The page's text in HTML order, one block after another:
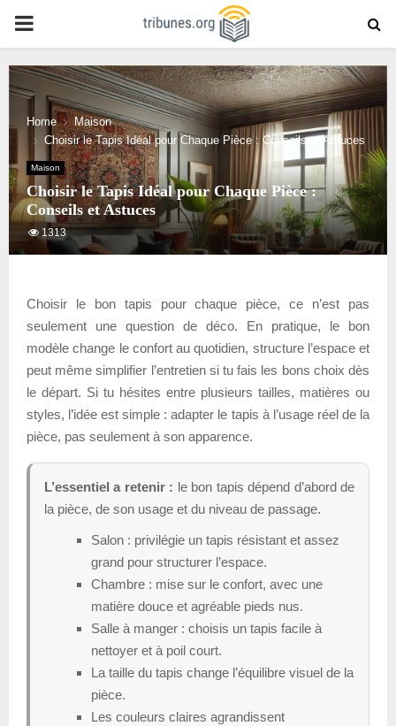
PRIMARY
MENU
Home
Maison
Choisir le Tapis Idéal pour Chaque Pièce : Conseils et Astuces
Maison
Choisir le Tapis Idéal pour Chaque Pièce :
Conseils et Astuces
1313
Choisir le bon tapis pour chaque pièce, ce n’est pas
seulement une question de déco. En pratique, le bon
modèle change le confort au quotidien, structure l’espace et
peut même simplifier l’entretien si tu fais les bons choix dès
le départ. Si tu hésites entre plusieurs tailles, matières ou
styles, l’idée est simple : adapter le tapis à l’usage réel de la
pièce, pas seulement à son apparence.
L’essentiel a retenir : le bon tapis dépend d’abord de
la pièce, de son usage et du niveau de passage.
Salon : privilégie un tapis résistant et assez
grand pour structurer l’espace.
Chambre : mise sur le confort, avec une
matière douce et agréable pieds nus.
Salle à manger : choisis un tapis facile à
nettoyer et à poil court.
La taille du tapis change l’équilibre visuel de la
pièce.
Les couleurs claires agrandissent